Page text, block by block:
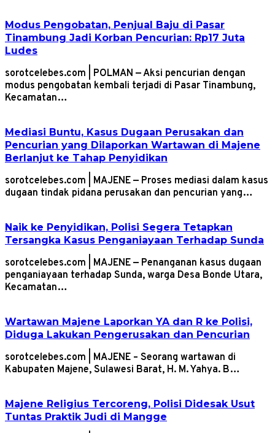
Modus Pengobatan, Penjual Baju di Pasar
Tinambung Jadi Korban Pencurian: Rp17 Juta
Ludes
sorotcelebes.com | POLMAN — Aksi pencurian dengan
modus pengobatan kembali terjadi di Pasar Tinambung,
Kecamatan…
Mediasi Buntu, Kasus Dugaan Perusakan dan
Pencurian yang Dilaporkan Wartawan di Majene
Berlanjut ke Tahap Penyidikan
sorotcelebes.com | MAJENE — Proses mediasi dalam kasus
dugaan tindak pidana perusakan dan pencurian yang…
Naik ke Penyidikan, Polisi Segera Tetapkan
Tersangka Kasus Penganiayaan Terhadap Sunda
sorotcelebes.com | MAJENE — Penanganan kasus dugaan
penganiayaan terhadap Sunda, warga Desa Bonde Utara,
Kecamatan…
Wartawan Majene Laporkan YA dan R ke Polisi,
Diduga Lakukan Pengerusakan dan Pencurian
sorotcelebes.com | MAJENE – Seorang wartawan di
Kabupaten Majene, Sulawesi Barat, H. M. Yahya. B…
Majene Religius Tercoreng, Polisi Didesak Usut
Tuntas Praktik Judi di Mangge